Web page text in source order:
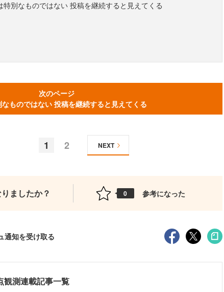
特別なものではない 投稿を継続すると見えてくる
次のページ
ものではない 投稿を継続すると見えてくる
1 2 NEXT
ましたか？ 0 参考になった
通知を受け取る
測連載記事一覧